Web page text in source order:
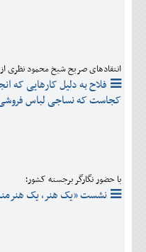
انتقادهای صریح شیخ محمود نظری از
فلاح به دلیل کارهایی که
کجاست که نساجی لباس
با حضور نگارگر برجسته کشور؛
نشست «یک هنر، یک